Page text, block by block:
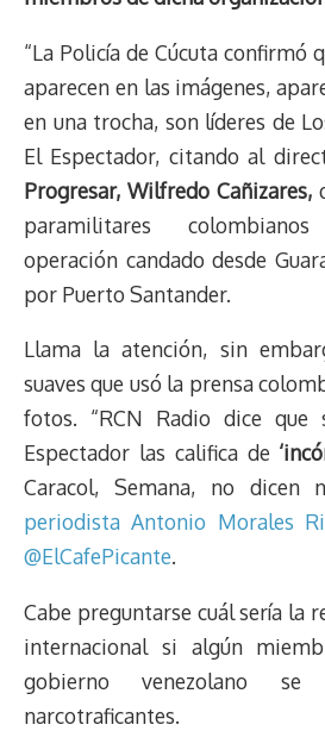
“La Policía de Cúcuta confirmó
aparecen en las imágenes,
en una trocha, son líderes de
El Espectador, citando al
Progresar, Wilfredo Cañizares,
paramilitares
operación candado desde
por Puerto Santander.
Llama la atención, sin
suaves que usó la prensa
fotos. “RCN Radio dice que
Espectador las califica de
Caracol, Semana, no dicen
periodista Antonio Morales
@ElCafePicante.
Cabe preguntarse cuál sería la
internacional si algún
gobierno venezolano se
narcotraficantes.